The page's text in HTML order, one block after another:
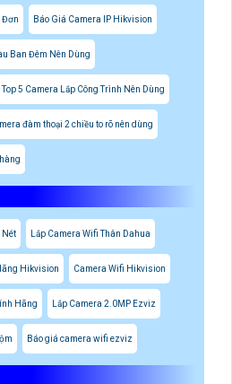
Đơn Báo Giá Camera IP Hikvision
Ban Đêm Nên Dùng
Top 5 Camera Lắp Công Trình Nên Dùng
đàm thoại 2 chiều to rõ nên dùng
Nét Lắp Camera Wifi Thân Dahua
Hikvision Camera Wifi Hikvision
Hãng Lắp Camera 2.0MP Ezviz
Báo giá camera wifi ezviz